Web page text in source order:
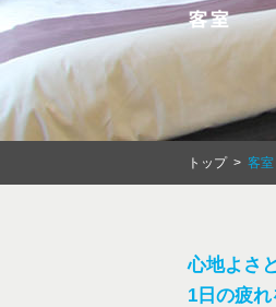
トップ> 客室
心地よさ
1日の疲れ